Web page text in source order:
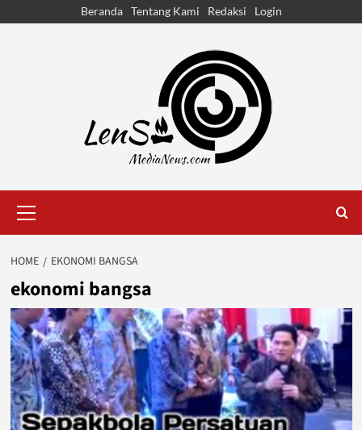
Beranda Tentang Kami Redaksi Login
Menu
HOME EKONOMI BANGSA
ekonomi bangsa